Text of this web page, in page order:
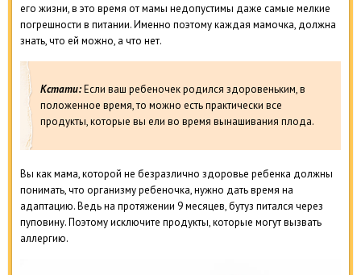
его жизни, в это время от мамы недопустимы даже самые мелкие
погрешности в питании. Именно поэтому каждая мамочка, должна
знать, что ей можно, а что нет.
Кстати:Если ваш ребеночек родился здоровеньким, в
положенное время, то можно есть практически все
продукты, которые вы ели во время вынашивания плода.
Вы как мама, которой не безразлично здоровье ребенка должны
понимать, что организму ребеночка, нужно дать время на
адаптацию. Ведь на протяжении 9 месяцев, бутуз питался через
пуповину. Поэтому исключите продукты, которые могут вызвать
аллергию.